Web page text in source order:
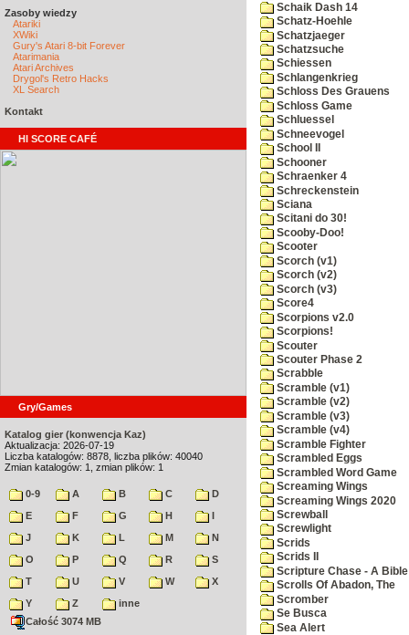
Zasoby wiedzy
Atariki
XWiki
Gury's Atari 8-bit Forever
Atarimania
Atari Archives
Drygol's Retro Hacks
XL Search
Kontakt
HI SCORE CAFÉ
Gry/Games
Katalog gier (konwencja Kaz)
Aktualizacja: 2026-07-19
Liczba katalogów: 8878, liczba plików: 40040
Zmian katalogów: 1, zmian plików: 1
0-9 A B C
D
E
F G H
I
J
K L M
N
O
P Q R
S
T
U V W
X
Y
Z
inne
Całość 3074 MB
Schaik Dash 14
Schatz-Hoehle
Schatzjaeger
Schatzsuche
Schiessen
Schlangenkrieg
Schloss Des Grauens
Schloss Game
Schluessel
Schneevogel
School II
Schooner
Schraenker 4
Schreckenstein
Sciana
Scitani do 30!
Scooby-Doo!
Scooter
Scorch (v1)
Scorch (v2)
Scorch (v3)
Score4
Scorpions v2.0
Scorpions!
Scouter
Scouter Phase 2
Scrabble
Scramble (v1)
Scramble (v2)
Scramble (v3)
Scramble (v4)
Scramble Fighter
Scrambled Eggs
Scrambled Word Game
Screaming Wings
Screaming Wings 2020
Screwball
Screwlight
Scrids
Scrids II
Scripture Chase - A Bible
Scrolls Of Abadon, The
Scromber
Se Busca
Sea Alert